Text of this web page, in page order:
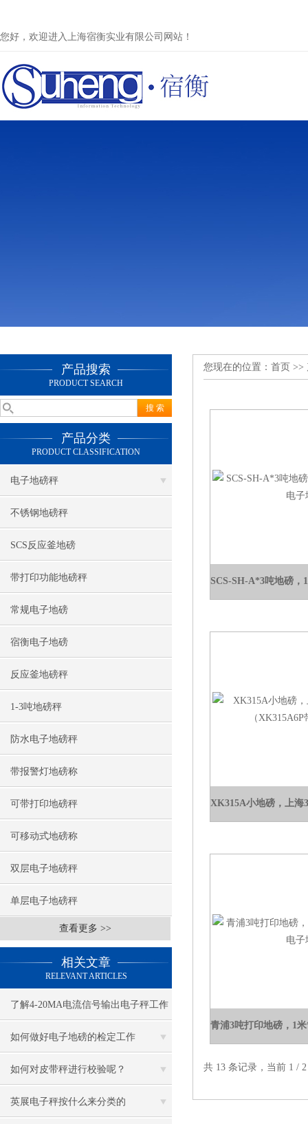
您好，欢迎进入上海宿衡实业有限公司网站！
产品搜索
PRODUCT SEARCH
产品分类
PRODUCT CLASSIFICATION
电子地磅秤
不锈钢地磅秤
SCS反应釜地磅
带打印功能地磅秤
常规电子地磅
宿衡电子地磅
反应釜地磅秤
1-3吨地磅秤
防水电子地磅秤
带报警灯地磅称
可带打印地磅秤
可移动式地磅称
双层电子地磅秤
单层电子地磅秤
查看更多 >>
相关文章
RELEVANT ARTICLES
了解4-20MA电流信号输出电子秤工作
原理
如何做好电子地磅的检定工作
如何对皮带秤进行校验呢？
英展电子秤按什么来分类的
您现在的位置： 首页 >>
共 13 条记录，当前 1